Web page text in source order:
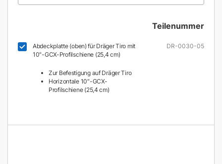
Teilenummer
Abdeckplatte (oben) für Dräger Tiro mit
10"-GCX-Profilschiene (25,4 cm)
Zur Befestigung auf Dräger Tiro
Horizontale 10″-GCX-
Profilschiene (25,4 cm)
DR-0030-05